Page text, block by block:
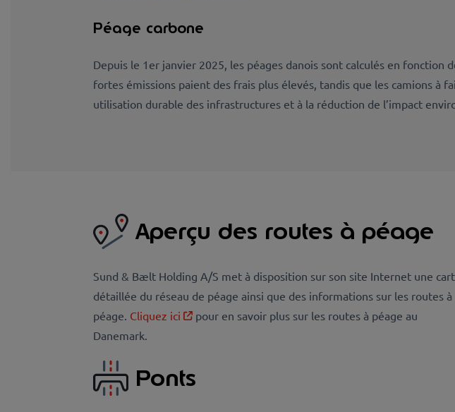
Péage carbone
Depuis le 1er janvier 2025, les péages danois sont calculés en fonction
fortes émissions paient des frais plus élevés, tandis que les camions à
utilisation durable des infrastructures et à la réduction de l’impact
Aperçu des routes à péage
Sund & Bælt Holding A/S met à disposition sur son site Internet une
détaillée du réseau de péage ainsi que des informations sur les routes à
péage. Cliquez ici
pour en savoir plus sur les routes à péage au
Danemark.
Ponts